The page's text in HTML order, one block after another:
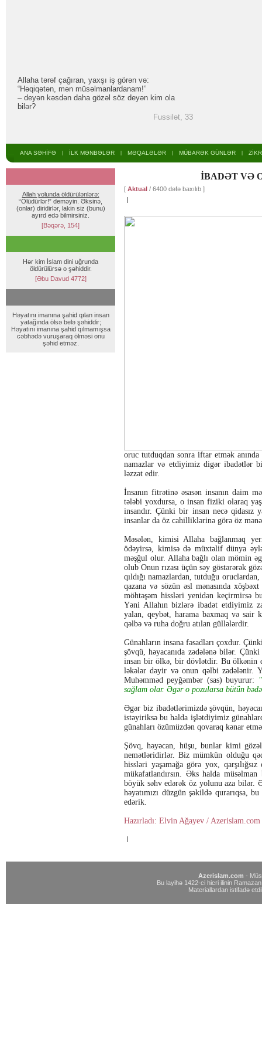
Allaha tərəf çağıran, yaxşı iş görən və:
“Həqiqətən, mən müsəlmanlardanam!”
– deyən kəsdən daha gözəl söz deyən kim ola
bilər?
Fussilət, 33
ANA SƏHİFƏ İLK MƏNBƏLƏR MƏQALƏLƏR MÜBARƏK GÜNLƏR
Allah yolunda öldürülənlərə:
“Ölüdürlər!” deməyin. Əksinə,
(onlar) diridirlər, lakin siz (bunu)
ayırd edə bilmirsiniz.
[Bəqərə, 154]
Hər kim İslam dini uğrunda
öldürülürsə o şəhiddir.
[Əbu Davud 4772]
Həyatını imanına şahid qılan insan
yatağında ölsə belə şəhiddir;
Həyatını imanına şahid qılmamışsa
cəbhədə vuruşaraq ölməsi onu
şəhid etməz.
İBADƏT VƏ
[ Aktual / 6400 dəfə baxılıb ]
|
oruc tutduqdan sonra iftar etmək
namazlar və etdiyimiz digər ibadətlər
ləzzət edir.
İnsanın fitrətinə əsasən insanın daim
tələbi yoxdursa, o insan fiziki olaraq
insandır. Çünki bir insan necə qidasız
insanlar da öz cahilliklərinə görə öz
Məsələn, kimisi Allaha bağlanmaq
ödəyirsə, kimisə də müxtəlif dünya
məşğul olur. Allaha bağlı olan mömin
olub Onun rızası üçün səy göstərərək
qıldığı namazlardan, tutduğu
qazana və sözün əsl mənasında
möhtəşəm hissləri yenidən keçirmirsə
Yəni Allahın bizlərə ibadət etdiyimiz
yalan, qeybət, harama baxmaq və sair
qəlbə və ruha doğru atılan güllələrdir.
Günahların insana fəsadları çoxdur.
şövqü, həyacanıda zədələnə bilər.
insan bir ölkə, bir dövlətdir. Bu ölkənin
ləkələr dəyir və onun qəlbi zədələnir.
Muhəmməd peyğəmbər (sas) buyurur:
sağlam olar. Əgər o pozularsa bütün
Əgər biz ibadətlərimizdə şövqün,
istəyiriksə bu halda işlətdiyimiz
günahları özümüzdən qovaraq kənar
Şövq, həyəcan, hüşu, bunlar kimi
nemətləridirlər. Biz mümkün olduğu
hissləri yaşamağa görə yox,
mükafatlandırsın. Əks halda
böyük səhv edərək öz yolunu aza bilər.
həyatımızı düzgün şəkildə qurarıqsa,
edərik.
Hazırladı: Elvin Ağayev / Azerislam.com
|
Azerislam.com -
Bu layihə 1422-ci hicri ilinin
Materiallardan istifadə